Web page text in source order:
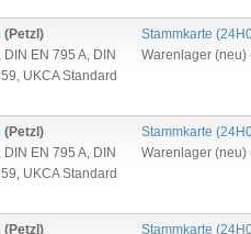
(Petzl)
, DIN EN 795 A, DIN
, UKCA Standard
Stammkarte (
Warenlager (neu)
(Petzl)
, DIN EN 795 A, DIN
, UKCA Standard
Stammkarte (
Warenlager (neu)
(Petzl)
Stammkarte (